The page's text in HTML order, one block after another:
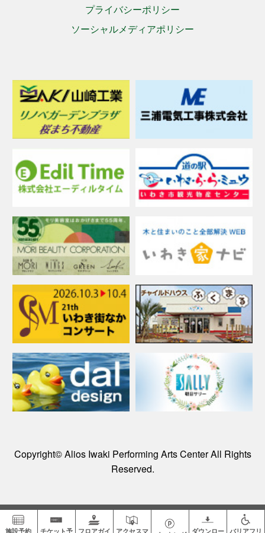
施設予約 チケット予 フロアガイ アクセスマ ダウンロー バリアフリ
プライバシーポリシー
ソーシャルメディアポリシー
Copyright© Alios Iwaki Performing Arts Center All Rights
Reserved.